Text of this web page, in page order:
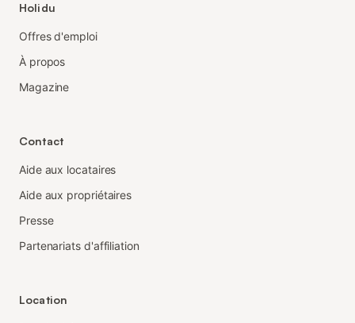
Holidu
Offres d'emploi
À propos
Magazine
Contact
Aide aux locataires
Aide aux propriétaires
Presse
Partenariats d'affiliation
Location